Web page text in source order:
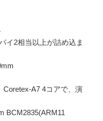
イ2相当以上が詰め込ま
Coretex-A7 4コアで、演